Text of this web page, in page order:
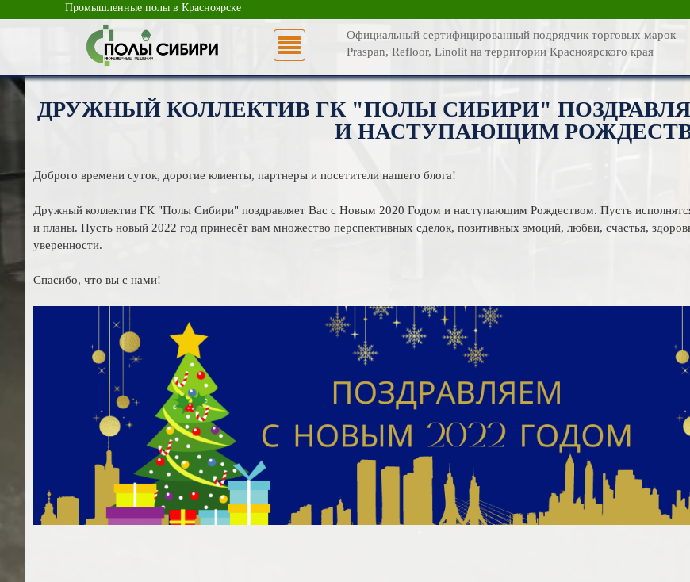
О компании
Каталог услуг
Статьи
Промышленные полы в Красноярске
Официальный сертифицированный подрядчик торговых марок
Praspan, Refloor, Linolit на территории Красноярского края
ДРУЖНЫЙ КОЛЛЕКТИВ ГК "ПОЛЫ СИБИРИ"
И НАСТУПАЮЩИМ
Доброго времени суток, дорогие клиенты, партнеры и посетители нашего блога!
Дружный коллектив ГК "Полы Сибири" поздравляет Вас с Новым 2020 Годом и наступающим Рождеством. Пусть
и планы. Пусть новый 2022 год принесёт вам множество перспективных сделок, позитивных эмоций, любви, счастья,
уверенности.
Спасибо, что вы с нами!